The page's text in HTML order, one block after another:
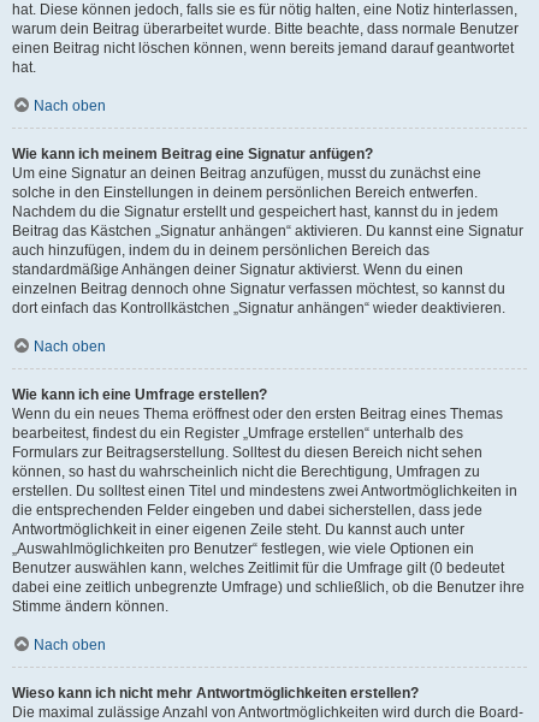
hat. Diese können jedoch, falls sie es für nötig halten, eine Notiz hinterlassen,
warum dein Beitrag überarbeitet wurde. Bitte beachte, dass normale Benutzer
einen Beitrag nicht löschen können, wenn bereits jemand darauf geantwortet
hat.
Nach oben
Wie kann ich meinem Beitrag eine Signatur anfügen?
Um eine Signatur an deinen Beitrag anzufügen, musst du zunächst eine
solche in den Einstellungen in deinem persönlichen Bereich entwerfen.
Nachdem du die Signatur erstellt und gespeichert hast, kannst du in jedem
Beitrag das Kästchen „Signatur anhängen“ aktivieren. Du kannst eine Signatur
auch hinzufügen, indem du in deinem persönlichen Bereich das
standardmäßige Anhängen deiner Signatur aktivierst. Wenn du einen
einzelnen Beitrag dennoch ohne Signatur verfassen möchtest, so kannst du
dort einfach das Kontrollkästchen „Signatur anhängen“ wieder deaktivieren.
Nach oben
Wie kann ich eine Umfrage erstellen?
Wenn du ein neues Thema eröffnest oder den ersten Beitrag eines Themas
bearbeitest, findest du ein Register „Umfrage erstellen“ unterhalb des
Formulars zur Beitragserstellung. Solltest du diesen Bereich nicht sehen
können, so hast du wahrscheinlich nicht die Berechtigung, Umfragen zu
erstellen. Du solltest einen Titel und mindestens zwei Antwortmöglichkeiten in
die entsprechenden Felder eingeben und dabei sicherstellen, dass jede
Antwortmöglichkeit in einer eigenen Zeile steht. Du kannst auch unter
„Auswahlmöglichkeiten pro Benutzer“ festlegen, wie viele Optionen ein
Benutzer auswählen kann, welches Zeitlimit für die Umfrage gilt (0 bedeutet
dabei eine zeitlich unbegrenzte Umfrage) und schließlich, ob die Benutzer ihre
Stimme ändern können.
Nach oben
Wieso kann ich nicht mehr Antwortmöglichkeiten erstellen?
Die maximal zulässige Anzahl von Antwortmöglichkeiten wird durch die Board-